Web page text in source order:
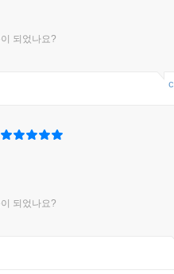
되었나요?
되었나요?